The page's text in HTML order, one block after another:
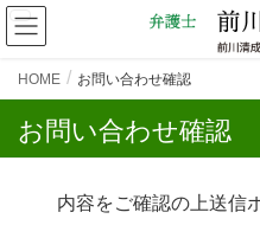
HOME お問い合わせ確認
お問い合わせ確認
内容をご確認の上送信